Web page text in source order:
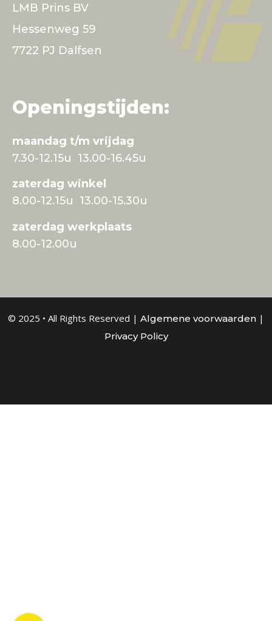
LMB Prins BV
Hessenweg 59
7722 PJ Dalfsen
Openingstijden:
maandag t/m vrijdag
7.30-12.15u 13.00-16.45u
zaterdag winkel
8.00-12.15u 13.00-15.30u
zaterdag werkplaats
8.00-12.00u
© 2025 • All Rights Reserved | Algemene voorwaarden |
Privacy Policy